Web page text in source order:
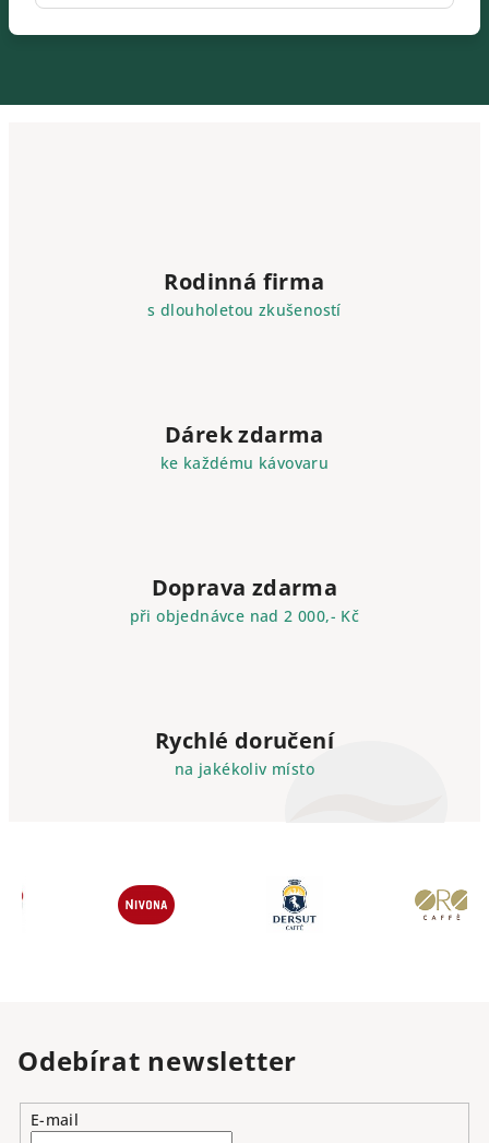
Rodinná firma
s dlouholetou zkušeností
Dárek zdarma
ke každému kávovaru
Doprava zdarma
při objednávce nad 2 000,- Kč
Rychlé doručení
na jakékoliv místo
Odebírat newsletter
E-mail